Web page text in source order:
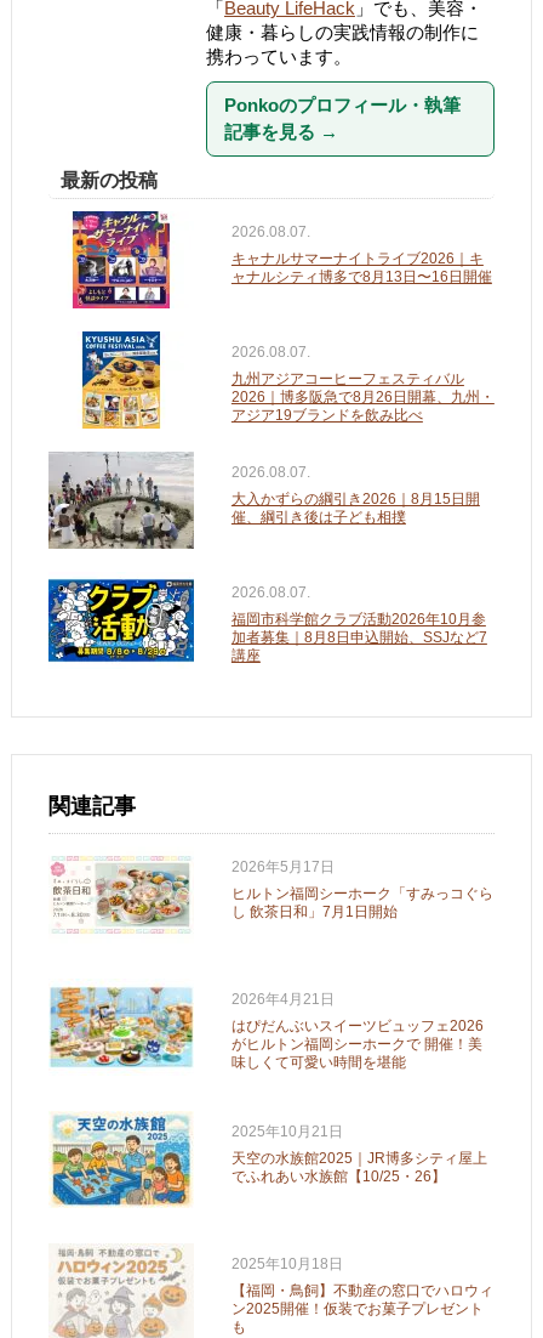
「Beauty LifeHack 」でも、美容・
健康・暮らしの実践情報の制作に
携わっています。
Ponkoのプロフィール・執筆
記事を見る →
最新の投稿
2026.08.07.
キャナルサマーナイトライブ2026｜キ
ャナルシティ博多で8月13日〜16日開催
2026.08.07.
九州アジアコーヒーフェスティバル
2026｜博多阪急で8月26日開幕、九州・
アジア19ブランドを飲み比べ
2026.08.07.
大入かずらの綱引き2026｜8月15日開
催、綱引き後は子ども相撲
2026.08.07.
福岡市科学館クラブ活動2026年10月参
加者募集｜8月8日申込開始、SSJなど7
講座
関連記事
2026年5月17日
ヒルトン福岡シーホーク「すみっコぐら
し 飲茶日和」7月1日開始
2026年4月21日
はぴだんぶいスイーツビュッフェ2026
がヒルトン福岡シーホークで 開催！美
味しくて可愛い時間を堪能
2025年10月21日
天空の水族館2025｜JR博多シティ屋上
でふれあい水族館【10/25・26】
2025年10月18日
【福岡・鳥飼】不動産の窓口でハロウィ
ン2025開催！仮装でお菓子プレゼント
も